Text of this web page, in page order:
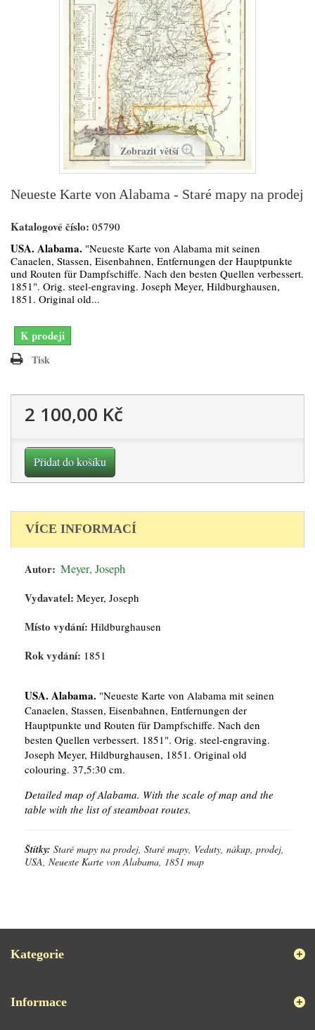
Zobrazit větší
Neueste Karte von Alabama - Staré mapy na prodej
Katalogové číslo: 05790
USA. Alabama. "Neueste Karte von Alabama mit seinen
Canaelen, Stassen, Eisenbahnen, Entfernungen der Hauptpunkte
und Routen für Dampfschiffe. Nach den besten Quellen verbessert.
1851". Orig. steel-engraving. Joseph Meyer, Hildburghausen,
1851. Original old...
K prodeji
Tisk
2 100,00 Kč
Přidat do košíku
VÍCE INFORMACÍ
Autor: Meyer, Joseph
Vydavatel: Meyer, Joseph
Místo vydání: Hildburghausen
Rok vydání: 1851
USA. Alabama. "Neueste Karte von Alabama mit seinen
Canaelen, Stassen, Eisenbahnen, Entfernungen der
Hauptpunkte und Routen für Dampfschiffe. Nach den
besten Quellen verbessert. 1851". Orig. steel-engraving.
Joseph Meyer, Hildburghausen, 1851. Original old
colouring. 37,5:30 cm.
Detailed map of Alabama. With the scale of map and the
table with the list of steamboat routes.
Štítky: Staré mapy na prodej, Staré mapy, Veduty, nákup, prodej,
USA, Neueste Karte von Alabama, 1851 map
Kategorie
Informace